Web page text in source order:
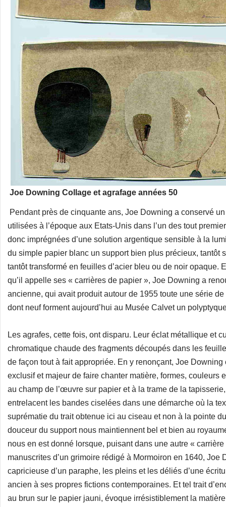
Joe Downing Collage et agrafage années 50
Pendant près de cinquante ans, Joe Downing a conservé
utilisées à l’époque aux Etats-Unis dans l’un des tout
donc imprégnées d’une solution argentique sensible à la
du simple papier blanc un support bien plus précieux, tantôt
tantôt transformé en feuilles d’acier bleu ou de noir opaque.
qu’il appelle ses « carrières de papier », Joe Downing a
ancienne, qui avait produit autour de 1955 toute une série
dont neuf forment aujourd’hui au Musée Calvet un
Les agrafes, cette fois, ont disparu. Leur éclat métallique et
chromatique chaude des fragments découpés dans les
de façon tout à fait appropriée. En y renonçant, Joe
exclusif et majeur de faire chanter matière, formes, couleurs
au champ de l’œuvre sur papier et à la trame de la
entrelacent les bandes ciselées dans une démarche où la
suprématie du trait obtenue ici au ciseau et non à la pointe
douceur du support nous maintiennent bel et bien au
nous en est donné lorsque, puisant dans une autre «
manuscrites d’un grimoire rédigé à Mormoiron en 1640, Joe
capricieuse d’un paraphe, les pleins et les déliés d’une
ancien à ses propres fictions contemporaines. Et tel trait
au brun sur le papier jauni, évoque irrésistiblement la